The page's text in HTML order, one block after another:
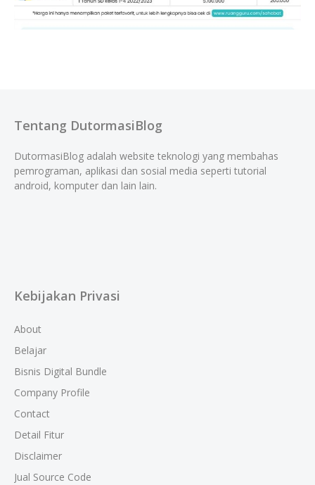
Tentang DutormasiBlog
DutormasiBlog adalah website teknologi yang membahas
pemrograman, aplikasi dan sosial media seperti tutorial
android, komputer dan lain lain.
Kebijakan Privasi
About
Belajar
Bisnis Digital Bundle
Company Profile
Contact
Detail Fitur
Disclaimer
Jual Source Code